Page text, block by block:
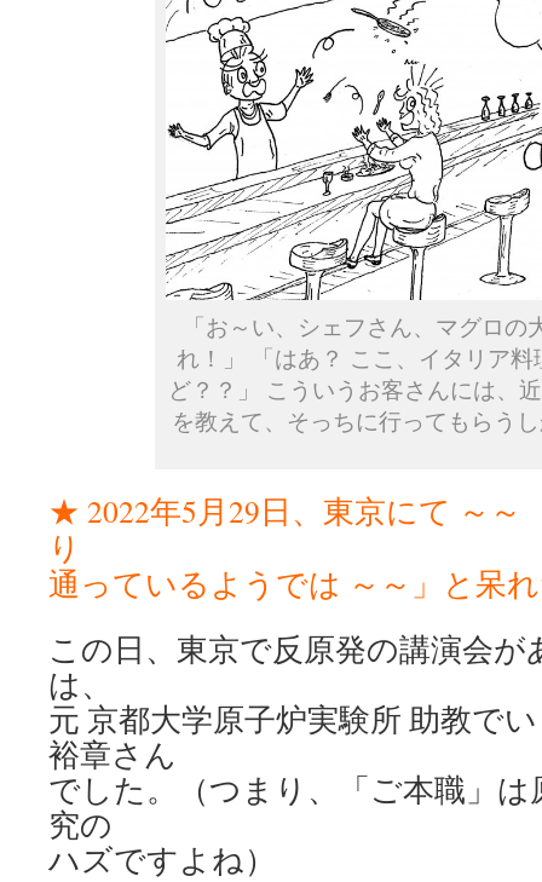
「お～い、シェフさん、マグロの
れ！」 「はあ？ ここ、イタリア
ど？？」 こういうお客さんには、
を教えて、そっちに行ってもらう
★ 2022年5月29日、東京にて ～～
り
通っているようでは ～～」と呆
この日、東京で反原発の講演会
は、
元 京都大学原子炉実験所 助教で
裕章さん
でした。（つまり、「ご本職」
究の
ハズですよね）